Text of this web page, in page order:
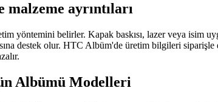
ayrıntıları
yöntemini belirler. Kapak baskısı, lazer veya
destek olur. HTC Albüm'de üretim bilgileri
Albümü Modelleri